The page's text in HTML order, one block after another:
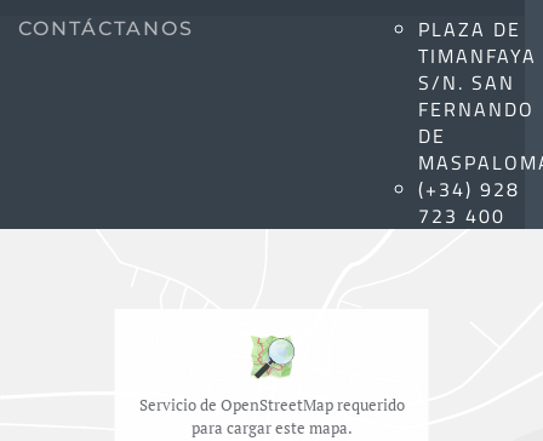
CONTÁCTANOS
PLAZA DE
TIMANFAYA
S/N. SAN
FERNANDO
DE
(+34) 928
723 400
Servicio de OpenStreetMap requerido
para cargar este mapa.